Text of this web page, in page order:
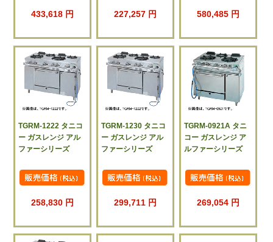
433,618 円 227,257 円 580,485 円
TGRM-1222 タニコ
ー ガスレンジ アル
ファーシリーズ
258,830 円
TGRM-1230 タニコ
ー ガスレンジ アル
ファーシリーズ
299,711 円
TGRM-0921A タニ
コー ガスレンジ ア
ルファーシリーズ
269,054 円